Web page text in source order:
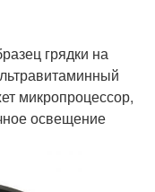
грядки на
микропроцессор,
освещение